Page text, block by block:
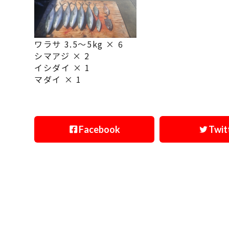
ワラサ 3.5〜5kg × 6
シマアジ × 2
イシダイ × 1
マダイ × 1
Facebook